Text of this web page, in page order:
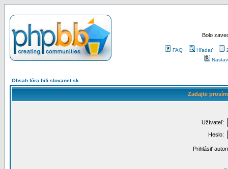
Bolo
FAQ Hľadať
Obsah fóra hifi.slovanet.sk
Zadajte
Užívateľ:
Heslo:
Prihlásiť